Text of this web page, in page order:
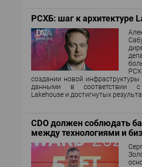
РСХБ: шаг к архитектуре
создании новой
данными в соответствии с
Lakehouse и достигнутых
CDO должен соблюдать
между технологиями и